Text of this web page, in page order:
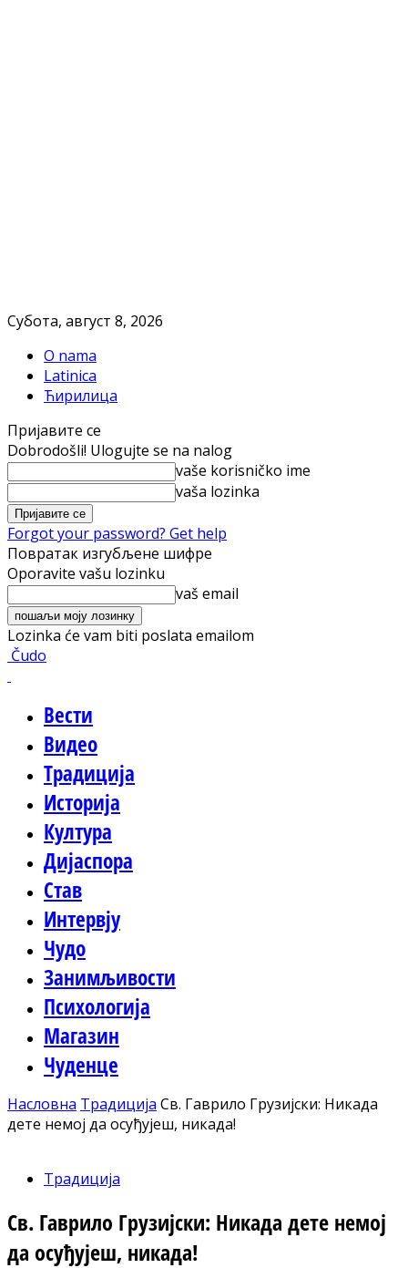
Субота, август 8, 2026
O nama
Latinica
Ћирилица
Пријавите се
Dobrodošli! Ulogujte se na nalog
vaše korisničko ime
vaša lozinka
Forgot your password? Get help
Повратак изгубљене шифре
Oporavite vašu lozinku
vaš email
Lozinka će vam biti poslata emailom
Čudo
Вести
Видео
Традиција
Историја
Култура
Дијаспора
Став
Интервју
Чудо
Занимљивости
Психологија
Магазин
Чуденце
Насловна Традиција Св. Гаврило Грузијски: Никада
дете немој да осуђујеш, никада!
Традиција
Св. Гаврило Грузијски: Никада дете немој
да осуђујеш, никада!